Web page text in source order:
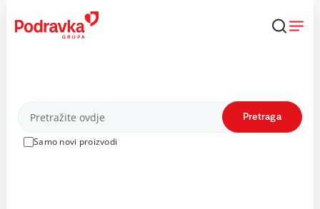
content
Proizvodi
Samo novi proizvodi
Pretraga